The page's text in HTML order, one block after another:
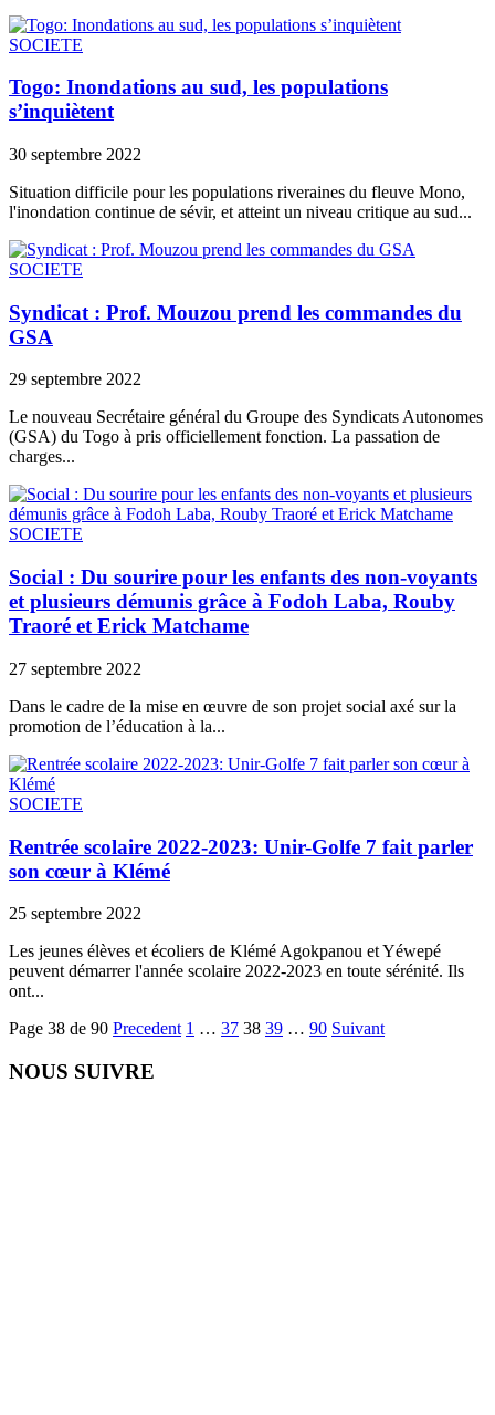
SOCIETE
Togo: Inondations au sud, les populations
s’inquiètent
30 septembre 2022
Situation difficile pour les populations riveraines du fleuve Mono,
l'inondation continue de sévir, et atteint un niveau critique au sud...
SOCIETE
Syndicat : Prof. Mouzou prend les commandes du
GSA
29 septembre 2022
Le nouveau Secrétaire général du Groupe des Syndicats Autonomes
(GSA) du Togo à pris officiellement fonction. La passation de
charges...
SOCIETE
Social : Du sourire pour les enfants des non-voyants
et plusieurs démunis grâce à Fodoh Laba, Rouby
Traoré et Erick Matchame
27 septembre 2022
Dans le cadre de la mise en œuvre de son projet social axé sur la
promotion de l’éducation à la...
SOCIETE
Rentrée scolaire 2022-2023: Unir-Golfe 7 fait parler
son cœur à Klémé
25 septembre 2022
Les jeunes élèves et écoliers de Klémé Agokpanou et Yéwepé
peuvent démarrer l'année scolaire 2022-2023 en toute sérénité. Ils
ont...
Page 38 de 90 Precedent 1 … 37 38 39 … 90 Suivant
NOUS SUIVRE